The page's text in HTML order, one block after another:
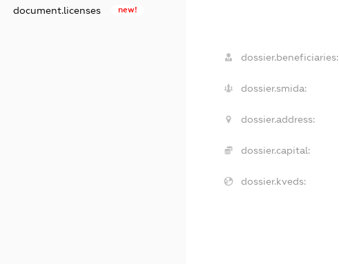
document.licenses new!
dossier.beneficiaries:
dossier.smida:
dossier.address:
dossier.capital:
dossier.kveds: